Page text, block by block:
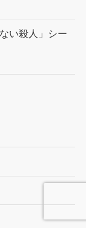
い殺人」シー